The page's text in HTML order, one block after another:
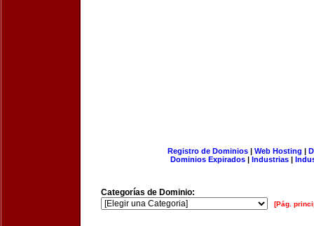
Registro de Dominios| Web Hosting |
Dominios Expirados | Industrias |
Categorías de Dominio:
[Pág.